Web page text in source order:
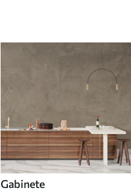
Gabinete